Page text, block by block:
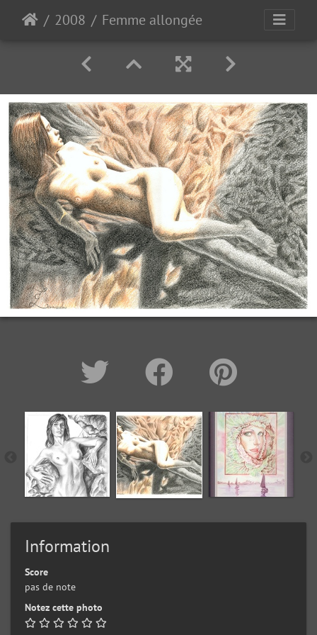
2008 Femme allongée
Information
Score
pas de note
Notez cette photo